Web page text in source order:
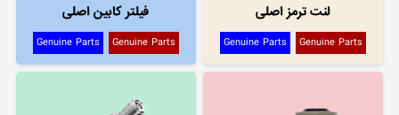
لنت ترمز اصلی
Genuine Parts
Genuine Parts
فیلتر کابین اصلی
Genuine Parts
Genuine Parts